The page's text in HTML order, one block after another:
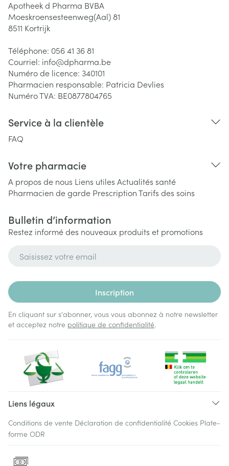
Apotheek d Pharma BVBA
Moeskroensesteenweg(Aal) 81
8511 Kortrijk
Téléphone: 056 41 36 81
Courriel: info@dpharma.be
Numéro de licence: 340101
Pharmacien responsable: Patricia Devlies
Numéro TVA: BE0877804765
Service à la clientèle
FAQ
Votre pharmacie
A propos de nous Liens utiles Actualités santé
Pharmacien de garde PrescriptionTarifs des soins
Bulletin d’information
Restez informé des nouveaux produits et promotions
Inscription
En cliquant sur s'abonner, vous vous abonnez à notre newsletter
et acceptez notre politique de confidentialité.
Liens légaux
Conditions de vente Déclaration de confidentialité Cookies Plate-
forme ODR